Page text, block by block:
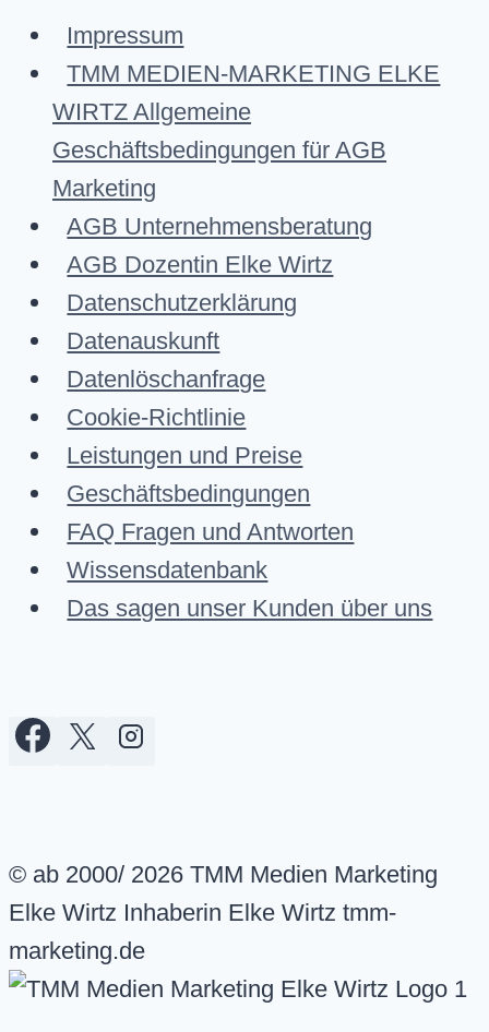
Impressum
TMM MEDIEN-MARKETING ELKE
WIRTZ Allgemeine
Geschäftsbedingungen für AGB
Marketing
AGB Unternehmensberatung
AGB Dozentin Elke Wirtz
Datenschutzerklärung
Datenauskunft
Datenlöschanfrage
Cookie-Richtlinie
Leistungen und Preise
Geschäftsbedingungen
FAQ Fragen und Antworten
Wissensdatenbank
Das sagen unser Kunden über uns
© ab 2000/ 2026 TMM Medien Marketing
Elke Wirtz Inhaberin Elke Wirtz tmm-
marketing.de